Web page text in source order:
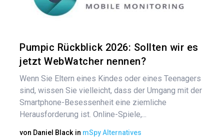
Pumpic Rückblick 2026: Sollten wir es
jetzt WebWatcher nennen?
Wenn Sie Eltern eines Kindes oder eines Teenagers
sind, wissen Sie vielleicht, dass der Umgang mit der
Smartphone-Besessenheit eine ziemliche
Herausforderung ist. Online-Spiele,...
von Daniel Black in mSpy Alternatives